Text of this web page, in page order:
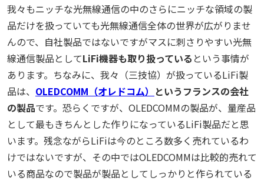
我々もニッチな光無線通信の中のさらにニッチな領域の製
品だけを扱っていても光無線通信全体の世界が広がりませ
んので、自社製品ではないですがマスに刺さりやすい光無
線通信製品としてLiFi機器も取り扱っている という事情が
あります。ちなみに、我々（三技協）が扱っているLiFi製
品は、 OLEDCOMM（オレドコム） というフランスの会社
の製品です。恐らくですが、OLEDCOMMの製品が、量産品
として最もきちんとした作りになっているLiFi製品だと思
います。残念ながらLiFiは今のところ数多く売れているわ
けではないですが、その中ではOLEDCOMMは比較的売れて
いる商品なので製品が製品としてしっかりと作られている